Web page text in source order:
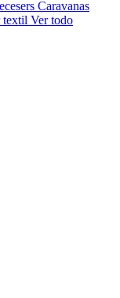
Caravanas
textil Ver todo